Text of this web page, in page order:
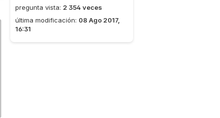
pregunta vista: 2 354 veces
última modificación: 08 Ago 2017,
16:31